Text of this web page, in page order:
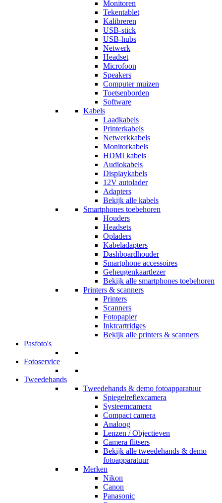
Monitoren
Tekentablet
Kalibreren
USB-stick
USB-hubs
Netwerk
Headset
Microfoon
Speakers
Computer muizen
Toetsenborden
Software
Kabels
Laadkabels
Printerkabels
Netwerkkabels
Monitorkabels
HDMI kabels
Audiokabels
Displaykabels
12V autolader
Adapters
Bekijk alle kabels
Smartphones toebehoren
Houders
Headsets
Opladers
Kabeladapters
Dashboardhouder
Smartphone accessoires
Geheugenkaartlezer
Bekijk alle smartphones toebehoren
Printers & scanners
Printers
Scanners
Fotopapier
Inktcartridges
Bekijk alle printers & scanners
Pasfoto's
Fotoservice
Tweedehands
Tweedehands & demo fotoapparatuur
Spiegelreflexcamera
Systeemcamera
Compact camera
Analoog
Lenzen / Objectieven
Camera flitsers
Bekijk alle tweedehands & demo
fotoapparatuur
Merken
Nikon
Canon
Panasonic